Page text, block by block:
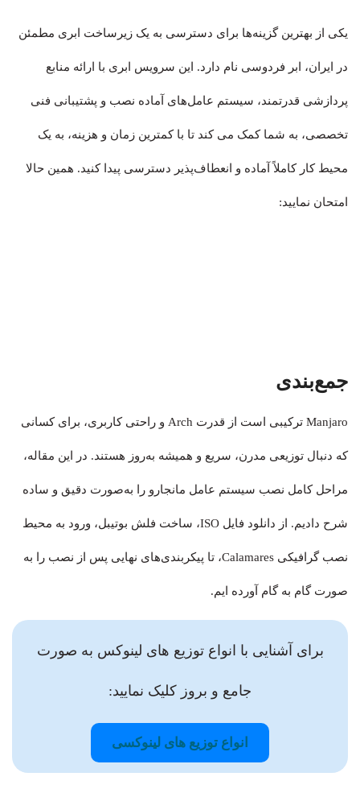
یکی از بهترین گزینه‌ها برای دسترسی به یک زیرساخت ابری مطمئن
در ایران، ابر فردوسی نام دارد. این سرویس ابری با ارائه منابع
پردازشی قدرتمند، سیستم عامل‌های آماده نصب و پشتیبانی فنی
تخصصی، به شما کمک می کند تا با کمترین زمان و هزینه، به یک
محیط کار کاملاً آماده و انعطاف‌پذیر دسترسی پیدا کنید. همین حالا
امتحان نمایید:
جمع‌بندی
Manjaro ترکیبی است از قدرت Arch و راحتی کاربری، برای کسانی
که دنبال توزیعی مدرن، سریع و همیشه به‌روز هستند. در این مقاله،
مراحل کامل نصب سیستم عامل مانجارو را به‌صورت دقیق و ساده
شرح دادیم. از دانلود فایل ISO، ساخت فلش بوتیبل، ورود به محیط
نصب گرافیکی Calamares، تا پیکربندی‌های نهایی پس از نصب را به
صورت گام به گام آورده ایم.
برای آشنایی با انواع توزیع های لینوکس به صورت
جامع و بروز کلیک نمایید:
انواع توزیع های لینوکسی